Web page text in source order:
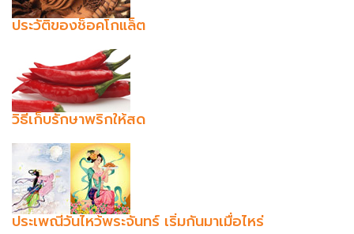
ประวัติของช็อคโกแล็ต
วิธีเก็บรักษาพริกให้สด
ประเพณีวันไหว้พระจันทร์ เริ่มกันมาเมื่อไหร่